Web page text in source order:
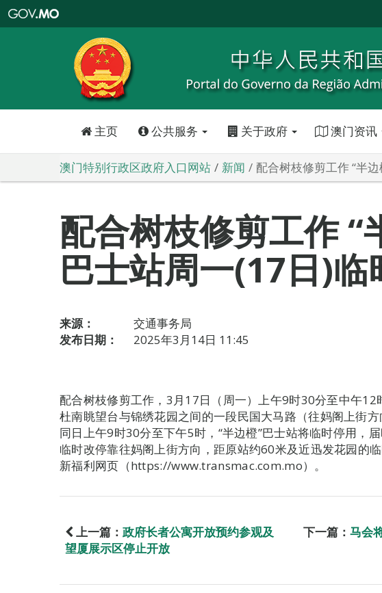
特
政
区
政
口
主页 公共服务 关于政府 澳门资讯
澳门特别行政区政府入口网站 新闻 配合树枝修剪工作 “半
配合树枝修剪工作 “
巴士站周一(17日)临
来源：
交通事务局
发布日期：
2025年3月14日 11:45
配合树枝修剪工作，3月17日（周一）上午9时30分至中午12
杜南眺望台与锦绣花园之间的一段民国大马路（往妈阁上街方
同日上午9时30分至下午5时，“半边橙”巴士站将临时停用，
临时改停靠往妈阁上街方向，距原站约60米及近迅发花园的
新福利网页（https://www.transmac.com.mo）。
上一篇： 政府长者公寓开放预约参观及
望厦展示区停止开放
下一篇： 马会